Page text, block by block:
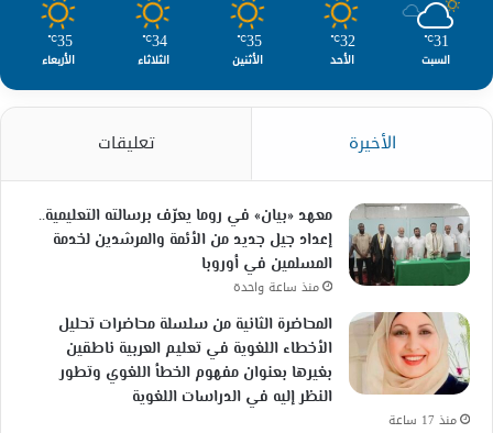
31
℃
السبت
32
℃
الأحد
35
℃
الأثنين
34
℃
الثلاثاء
35
℃
الأربعاء
الأخيرة تعليقات
معهد «بيان» في روما يعرّف برسالته التعليمية..
إعداد جيل جديد من الأئمة والمرشدين لخدمة
المسلمين في أوروبا
منذ ساعة واحدة
المحاضرة الثانية من سلسلة محاضرات تحليل
الأخطاء اللغوية في تعليم العربية ناطقين
بغيرها بعنوان مفهوم الخطأ اللغوي وتطور
النظر إليه في الدراسات اللغوية
منذ 17 ساعة